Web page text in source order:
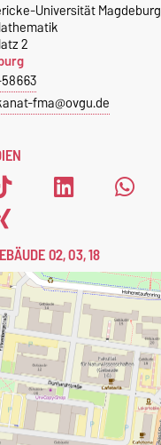
Universität Magdeburg
2
58663
fma@ovgu.de
02, 03, 18